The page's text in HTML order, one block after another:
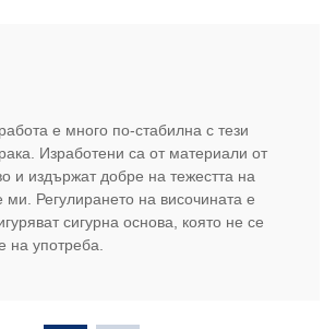
е много по-стабилна с тези
Изработени са от материали от
и издържат добре на тежестта на
ми. Регулирането на височината е
сигурна основа, която не се
на употреба.